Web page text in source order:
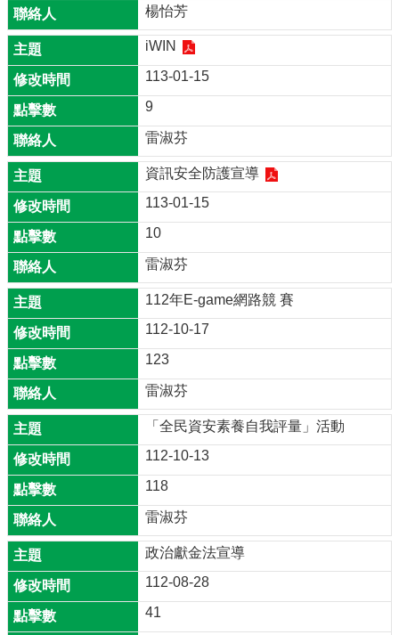
回
首
頁
網
站
導
覽
雲
林
縣
教
育
網
網
頁
平
台
登
入
頁
面
網
站
資
料
開
放
宣
告
楊怡芳
iWIN
113-01-15
9
雷淑芬
資訊安全防護宣導
113-01-15
10
雷淑芬
112年E-game網路競 賽
112-10-17
123
雷淑芬
「全民資安素養自我評量」活動
112-10-13
118
雷淑芬
政治獻金法宣導
112-08-28
41